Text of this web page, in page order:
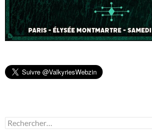
Rechercher :